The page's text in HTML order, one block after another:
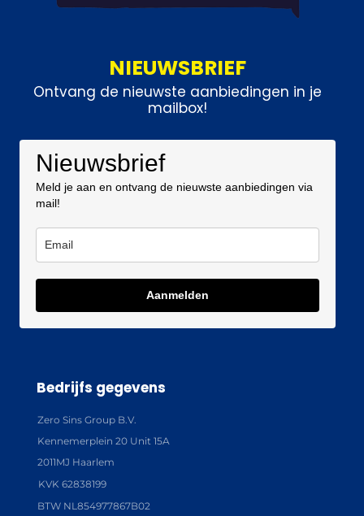
NIEUWSBRIEF
Ontvang de nieuwste aanbiedingen in je
mailbox!
Nieuwsbrief
Meld je aan en ontvang de nieuwste aanbiedingen via
mail!
Aanmelden
Bedrijfs gegevens
Zero Sins Group B.V.
Kennemerplein 20 Unit 15A
2011MJ Haarlem
KVK 62838199
BTW NL854977867B02